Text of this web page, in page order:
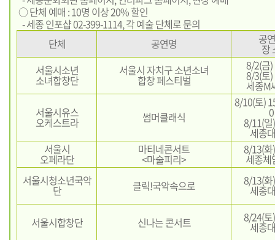
○ 단체 예매 : 10명 이상 20% 할인
- 세종 인포샵 02-399-1114, 각 예술 단체로 문의
단체
공연명 공
장
서울시소년
소녀합창단
서울시 자치구 소년소녀
합창 페스티벌
8/2(금
8/3(토
세종M
서울시유스
오케스트라 썸머클래식
8/10(토)
0
8/11(일
세종
서울시
오페라단
마티네콘서트
<마술피리>
8/13(화
세종체
서울시청소년국악
단 클릭!국악속으로 8/13(화
세종
서울시합창단 신나는 콘서트 8/24(토
세종